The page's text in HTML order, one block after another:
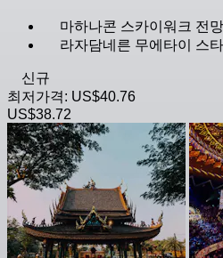
마하나콘 스카이워크 전
라자담네른 무에타이 스
신규
최저가격: US$40.76
US$38.72